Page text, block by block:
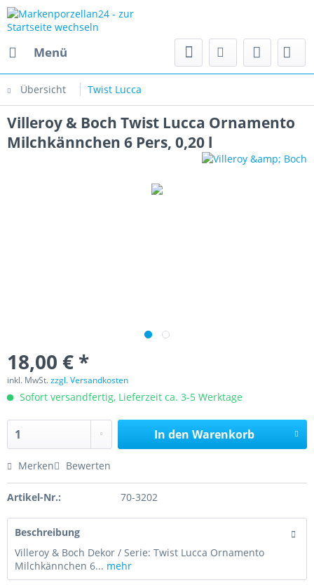
Menü
Übersicht Twist Lucca
Villeroy & Boch Twist Lucca Ornamento
Milchkännchen 6 Pers, 0,20 l
18,00 € *
inkl. MwSt.zzgl. Versandkosten
Sofort versandfertig, Lieferzeit ca. 3-5 Werktage
In den Warenkorb
Merken Bewerten
Artikel-Nr.: 70-3202
Beschreibung
Villeroy & Boch Dekor / Serie: Twist Lucca Ornamento
Milchkännchen 6... mehr